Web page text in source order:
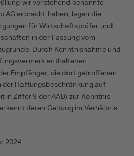
wir vorstehend benannte
AG erbracht haben, lagen die
für Wirtschaftsprüfer und
in der Fassung vom
Durch Kenntnisnahme und
enthaltenen
Empfänger, die dort getroffenen
der Haftungsbeschränkung auf
in Ziffer 9 der AAB) zur Kenntnis
deren Geltung im Verhältnis
2024